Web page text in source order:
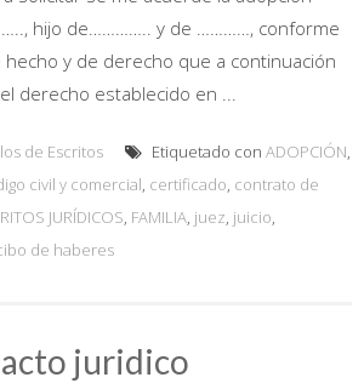
hijo de………….. y de …………, conforme
y de derecho que a continuación
derecho establecido en ...
de Escritos Etiquetado con ADOPCIÓN,
civil y comercial, certificado, contrato de
JURÍDICOS, FAMILIA, juez, juicio,
de haberes
juridico